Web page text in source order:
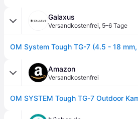
Galaxus
Versandkostenfrei, 5–6 Tage
Amazon
Versandkostenfrei